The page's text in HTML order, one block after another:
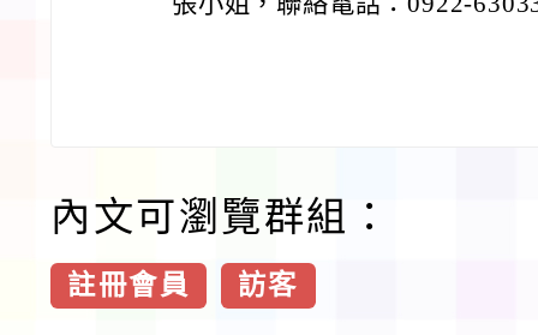
內文可瀏覽群組：
註冊會員 訪客